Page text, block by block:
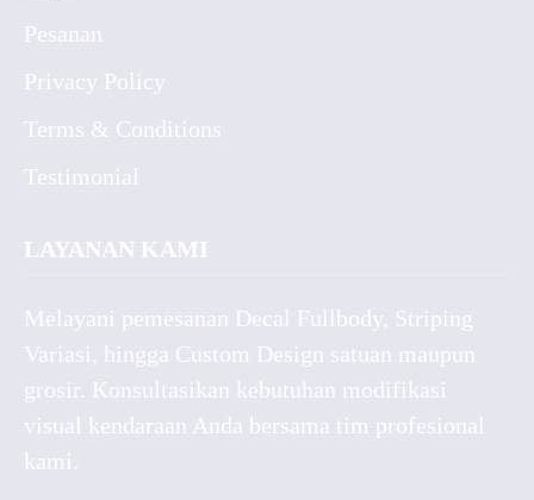
Pesanan
Privacy Policy
Terms & Conditions
Testimonial
LAYANAN KAMI
Melayani pemesanan Decal Fullbody, Striping
Variasi, hingga Custom Design satuan maupun
grosir. Konsultasikan kebutuhan modifikasi
visual kendaraan Anda bersama tim profesional
kami.